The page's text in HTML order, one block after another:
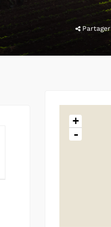
Partager
+
-